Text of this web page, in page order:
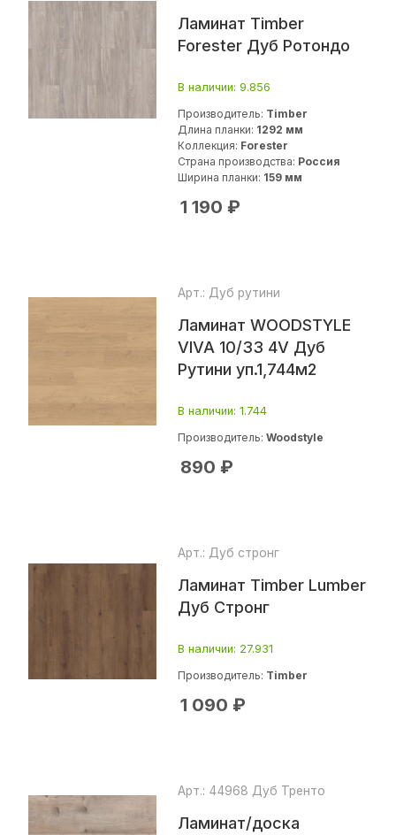
Ламинат Timber
Forester Дуб Ротондо
В наличии: 9.856
Производитель: Timber
Длина планки: 1292 мм
Коллекция: Forester
Страна производства: Россия
Ширина планки: 159 мм
1 190 ₽
Ламинат WOODSTYLE
VIVA 10/33 4V Дуб
Рутини уп.1,744м2
Арт.: Дуб рутини
В наличии: 1.744
Производитель: Woodstyle
890 ₽
Ламинат Timber Lumber
Дуб Стронг
Арт.: Дуб стронг
В наличии: 27.931
Производитель: Timber
1 090 ₽
Ламинат/доска
Арт.: 44968 Дуб Тренто